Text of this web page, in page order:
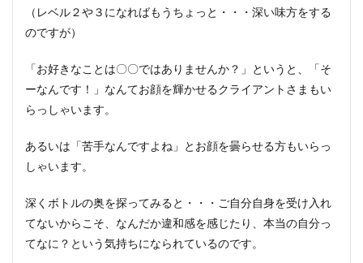
（レベル２や３になればもうちょっと・・・深い味方をする
のですが）
「お好きなことは〇〇ではありませんか？」というと、「そ
ーなんです！」なんてお顔を輝かせるクライアントさまもい
らっしゃいます。
あるいは「苦手なんですよね」とお顔を曇らせる方もいらっ
しゃいます。
深くボトルの奥を探ってみると・・・ご自分自身を受け入れ
てないからこそ、なんだか違和感を感じたり、本当の自分っ
てなに？という気持ちになられているのです。